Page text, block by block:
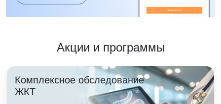
Акции и программы
Комплексное обследование
ЖКТ